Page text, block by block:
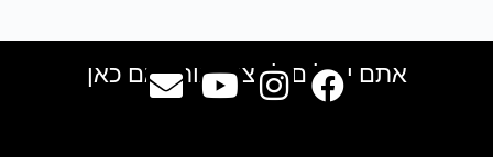
אתם יכולים למצוא אותנו גם כאן